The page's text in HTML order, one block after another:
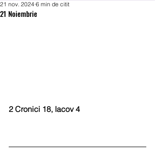
21 Noiembrie
21 nov. 2024 6 min de citit
2 Cronici 18, Iacov 4